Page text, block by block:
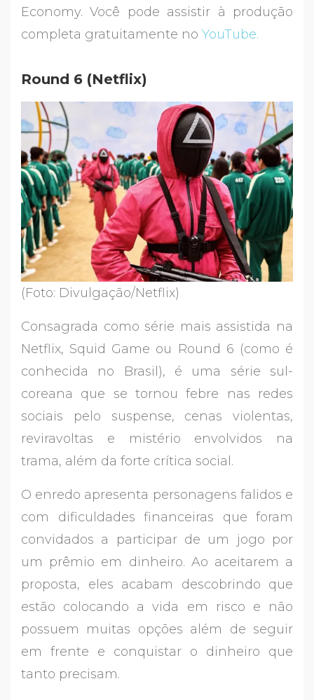
Economy. Você pode assistir à produção
completa gratuitamente no YouTube.
Round 6 (Netflix)
(Foto: Divulgação/Netflix)
Consagrada como série mais assistida na
Netflix, Squid Game ou Round 6 (como é
conhecida no Brasil), é uma série sul-
coreana que se tornou febre nas redes
sociais pelo suspense, cenas violentas,
reviravoltas e mistério envolvidos na
trama, além da forte crítica social.
O enredo apresenta personagens falidos e
com dificuldades financeiras que foram
convidados a participar de um jogo por
um prêmio em dinheiro. Ao aceitarem a
proposta, eles acabam descobrindo que
estão colocando a vida em risco e não
possuem muitas opções além de seguir
em frente e conquistar o dinheiro que
tanto precisam.